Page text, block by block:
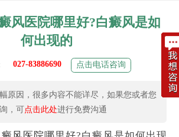
风医院哪里好?白癜风是如
何出现的
027-83886690 点击电话咨询
原因，很多内容不能详尽，如果您或者您
，可点击此处进行免费沟通